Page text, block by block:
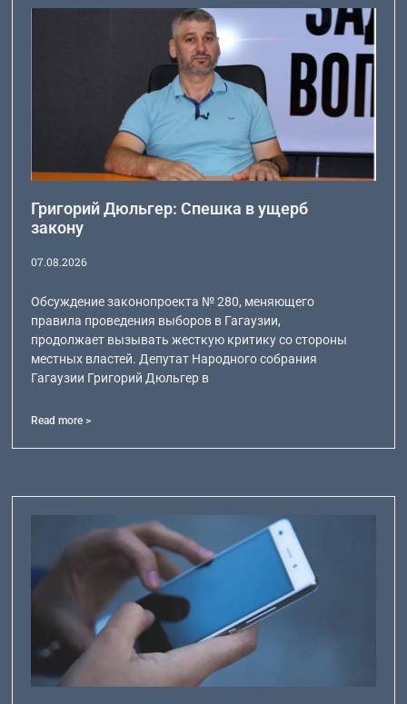
Григорий Дюльгер: Спешка в ущерб
закону
07.08.2026
Обсуждение законопроекта № 280, меняющего
правила проведения выборов в Гагаузии,
продолжает вызывать жесткую критику со стороны
местных властей. Депутат Народного собрания
Гагаузии Григорий Дюльгер в
Read more >